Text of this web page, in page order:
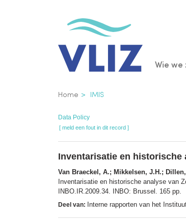
Wie we
Kruimelpad
Home IMIS
Data Policy
[ meld een fout in dit record ]
Inventarisatie en historische
Van Braeckel, A.; Mikkelsen, J.H.;
Inventarisatie en historische analyse van
INBO.IR.2009.34. INBO: Brussel. 165 pp.
Deel van: Interne rapporten van het